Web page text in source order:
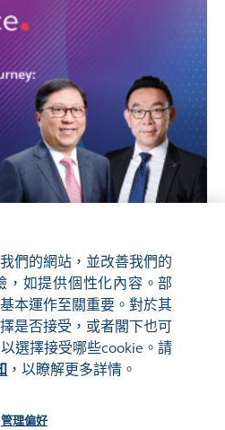
們的網站，並改善我們的
，如提供個性化內容。部
本運作至關重要。對於其
是否接受，或者閣下也可
選擇接受哪些cookie。請
，以瞭解更多詳情。
管理偏好